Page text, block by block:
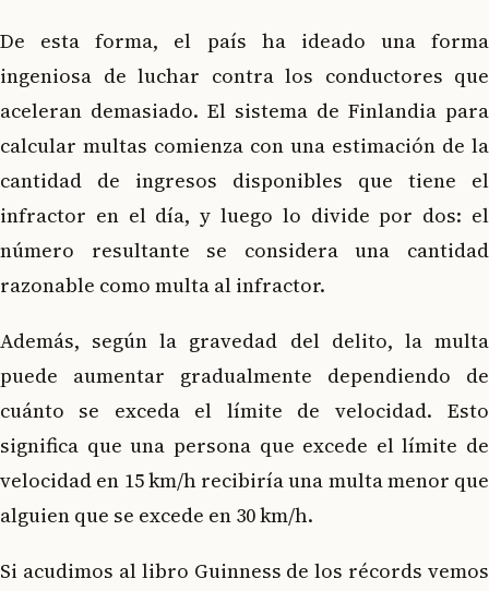
De esta forma, el país ha ideado una forma
ingeniosa de luchar contra los conductores que
aceleran demasiado. El sistema de Finlandia para
calcular multas comienza con una estimación de la
cantidad de ingresos disponibles que tiene el
infractor en el día, y luego lo divide por dos: el
número resultante se considera una cantidad
razonable como multa al infractor.
Además, según la gravedad del delito, la multa
puede aumentar gradualmente dependiendo de
cuánto se exceda el límite de velocidad. Esto
significa que una persona que excede el límite de
velocidad en 15 km/h recibiría una multa menor que
alguien que se excede en 30 km/h.
Si acudimos al libro Guinness de los récords vemos